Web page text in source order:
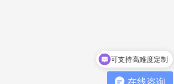
在线咨询
可支持高难度定制